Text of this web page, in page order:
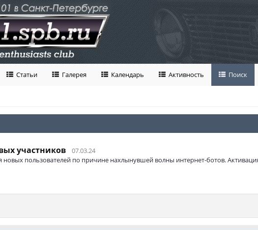
Статьи Галерея Календарь Активность Поиск
участников
07.03.24
новых пользователей по причине нахлынувшей волны интернет-ботов.